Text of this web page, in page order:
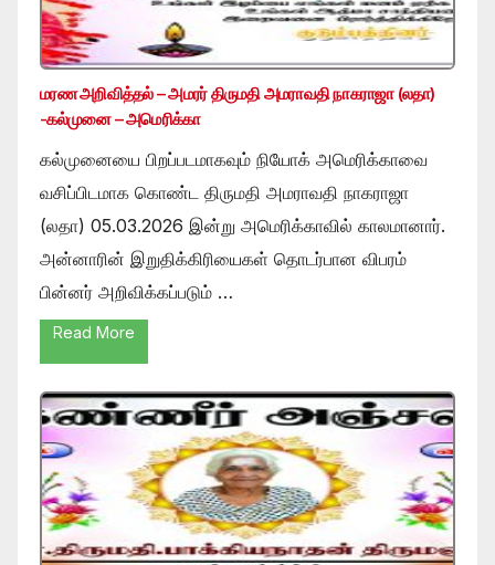
மரண அறிவித்தல் – அமரர் திருமதி அமராவதி நாகராஜா (லதா)
-கல்முனை – அமெரிக்கா
கல்முனையை பிறப்படமாகவும் நியோக் அமெரிக்காவை
வசிப்பிடமாக கொண்ட திருமதி அமராவதி நாகராஜா
(லதா) 05.03.2026 இன்று அமெரிக்காவில் காலமானார்.
அன்னாரின் இறுதிக்கிரியைகள் தொடர்பான விபரம்
பின்னர் அறிவிக்கப்படும் …
Read More